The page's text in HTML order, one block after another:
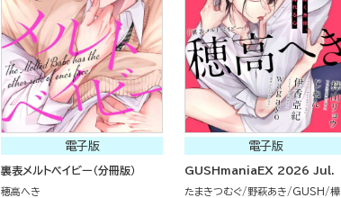
電子版
裏表メルトベイビー（分冊版）
穂高へき
電子版
GUSHmaniaEX 2026 Jul.
たまきつむぐ 野萩あき GUSH 樺